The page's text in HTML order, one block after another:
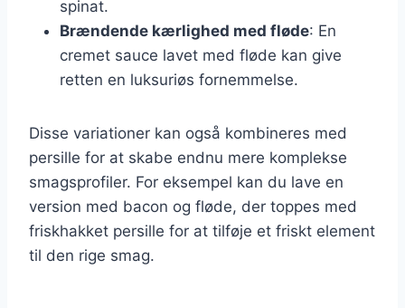
spinat.
Brændende kærlighed med fløde: En
cremet sauce lavet med fløde kan give
retten en luksuriøs fornemmelse.
Disse variationer kan også kombineres med
persille for at skabe endnu mere komplekse
smagsprofiler. For eksempel kan du lave en
version med bacon og fløde, der toppes med
friskhakket persille for at tilføje et friskt element
til den rige smag.